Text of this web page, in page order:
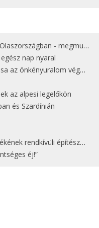
- megmutatjuk a 15 legjobbat
nap nyaral
végét jelentette
az alpesi legelőkön
és Szardínián
rendkívüli építészeti kincsei
éj!”